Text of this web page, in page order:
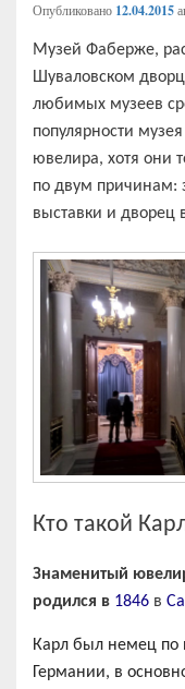
Опубликовано 12.04.2015
Музей Фаберже,
Шуваловском
любимых музеев
популярности
ювелира, хотя они
по двум причинам:
выставки и дворец
Кто такой
Знаменитый
родился в 1846 в
Карл был немец
Германии, в